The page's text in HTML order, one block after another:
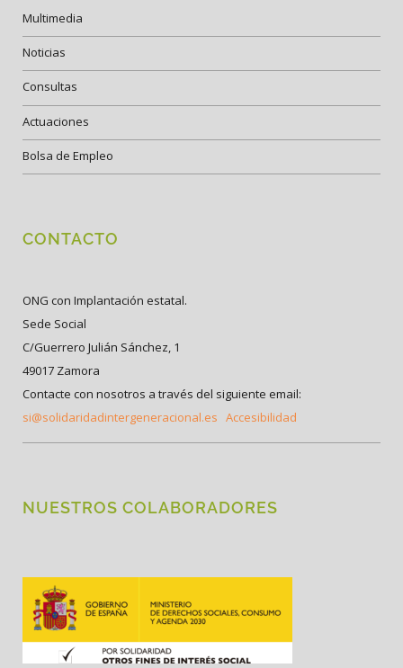
Multimedia
Noticias
Consultas
Actuaciones
Bolsa de Empleo
CONTACTO
ONG con Implantación estatal.
Sede Social
C/Guerrero Julián Sánchez, 1
49017 Zamora
Contacte con nosotros a través del siguiente email:
si@solidaridadintergeneracional.es Accesibilidad
NUESTROS COLABORADORES